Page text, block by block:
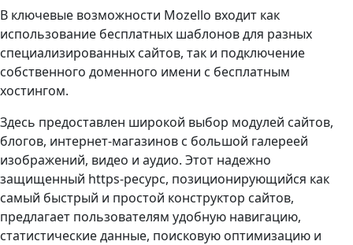
В ключевые возможности Mozello входит как
использование бесплатных шаблонов для разных
специализированных сайтов, так и подключение
собственного доменного имени с бесплатным
хостингом.
Здесь предоставлен широкой выбор модулей сайтов,
блогов, интернет-магазинов с большой галереей
изображений, видео и аудио. Этот надежно
защищенный https-ресурс, позиционирующийся как
самый быстрый и простой конструктор сайтов,
предлагает пользователям удобную навигацию,
статистические данные, поисковую оптимизацию и